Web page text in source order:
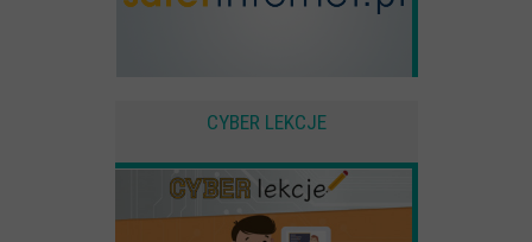
CYBER LEKCJE